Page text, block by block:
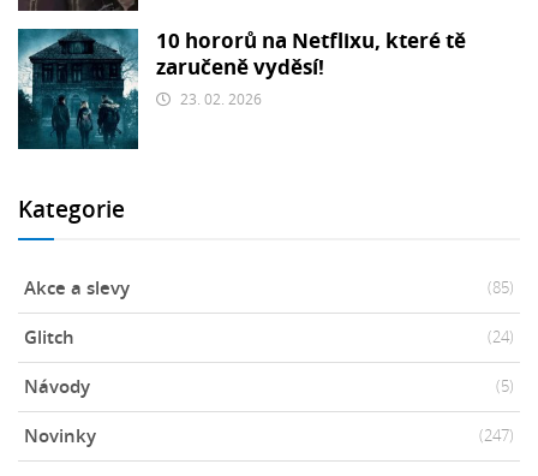
10 hororů na Netflixu, které tě
zaručeně vyděsí!
23. 02. 2026
Kategorie
Akce a slevy (85)
Glitch (24)
Návody (5)
Novinky (247)